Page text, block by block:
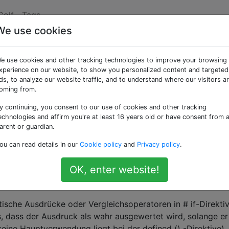
Tags
C-Präprozessor
die C-Sprache zu erstellen, der hinsichtlich der
in der von Ihnen bevorzugten Sprache vorliegt . Seine
seine Ausgabe ist der vorverarbeitete Quellcode.
werden können: Entfernen von Kommentaren (Zeile
Öffnen von Dateien in relativen Pfadenund Ersetzen
#define, #undef, #if, #elif, #else, #endif, #ifdef, #ifndef
Direktiven wie #pragmas oder #errors werden
Ausdrücke oder Vergleichsoperatoren in # if-
dass der Ausdruck als wahr ausgewertet wird, solange
use cookies
use cookies and other tracking technologies to improve your browsing
on our website, to show you personalized content and targeted
to analyze our website traffic, and to understand where our visitors
from.
continuing, you consent to our use of cookies and other tracking
and affirm you're at least 16 years old or have consent from a
or guardian.
can read details in our Cookie policy and Privacy policy.
OK, enter website!